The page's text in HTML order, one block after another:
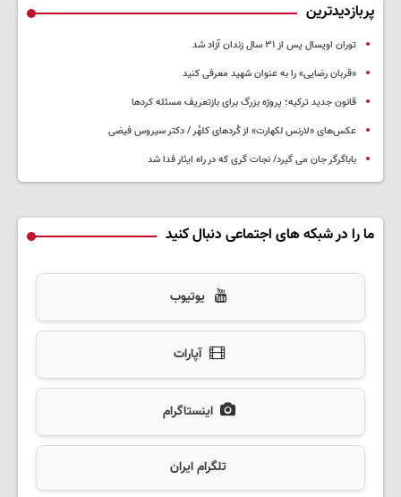
پربازدیدترین
توران اویسال پس از ۳۱ سال زندان آزاد شد
«قربان رضایی» را به عنوان شهید معرفی کنید
قانون جدید ترکیه؛ پروژه بزرگ‌ برای بازتعریف مسئله کردها
عکس‌های «لارنس لکهارت» از کُردهای کلهُر / دکتر سیروس فیضی
باباگرگر جان می گیرد/ نجات گری که در راه ایثار فدا شد
ما را در شبکه های اجتماعی دنبال کنید
یوتیوب
آپارات
اینستاگرام
تلگرام ایران